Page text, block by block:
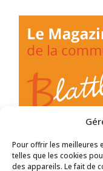
Pour offrir les meilleures
telles que les cookies
des appareils. Le fait de